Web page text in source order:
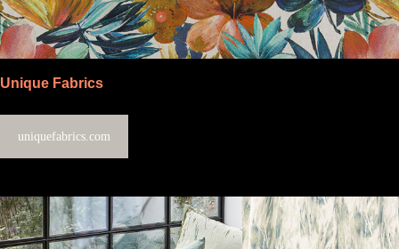
Unique Fabrics
uniquefabrics.com